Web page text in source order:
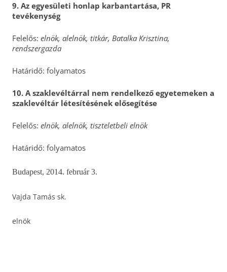
9. Az egyesületi honlap karbantartása, PR
tevékenység
Felelős: elnök, alelnök, titkár, Batalka Krisztina,
rendszergazda
Határidő: folyamatos
10. A szaklevéltárral nem rendelkező egyetemeken a
szaklevéltár létesítésének elősegítése
Felelős: elnök, alelnök, tiszteletbeli elnök
Határidő: folyamatos
Budapest, 2014. február 3.
Vajda Tamás sk.
elnök